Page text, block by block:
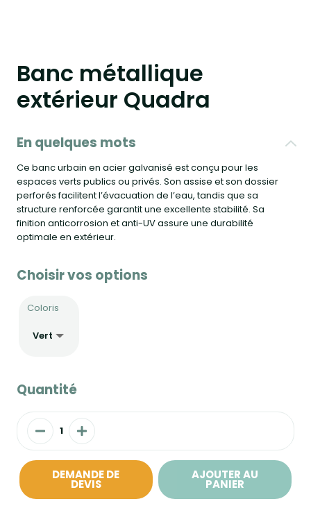
Banc métallique
extérieur Quadra
En quelques mots
Ce banc urbain en acier galvanisé est conçu pour les
espaces verts publics ou privés. Son assise et son dossier
perforés facilitent l’évacuation de l’eau, tandis que sa
structure renforcée garantit une excellente stabilité. Sa
finition anticorrosion et anti-UV assure une durabilité
optimale en extérieur.
Choisir vos options
Coloris
Quantité
DEMANDE DE
DEVIS
AJOUTER AU
PANIER